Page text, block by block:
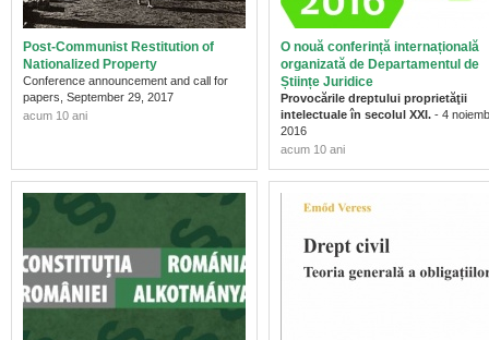
Post-Communist Restitution of
Nationalized Property
Conference announcement and call for
papers, September 29, 2017
acum 10 ani
O nouă conferință internațională
organizată de Departamentul de
Științe Juridice
Provocările dreptului proprietăţii
intelectuale în secolul XXI. - 4
2016
acum 10 ani